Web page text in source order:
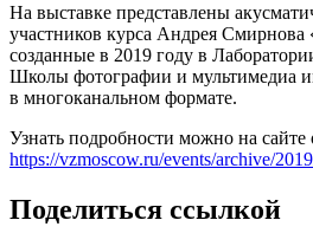
На выставке представлены
участников курса Андрея Смирнова
созданные в 2019 году в
Школы фотографии и мультимедиа
в многоканальном формате.
Узнать подробности можно на сайте
https://vzmoscow.ru/events/archive/
Поделиться ссылкой